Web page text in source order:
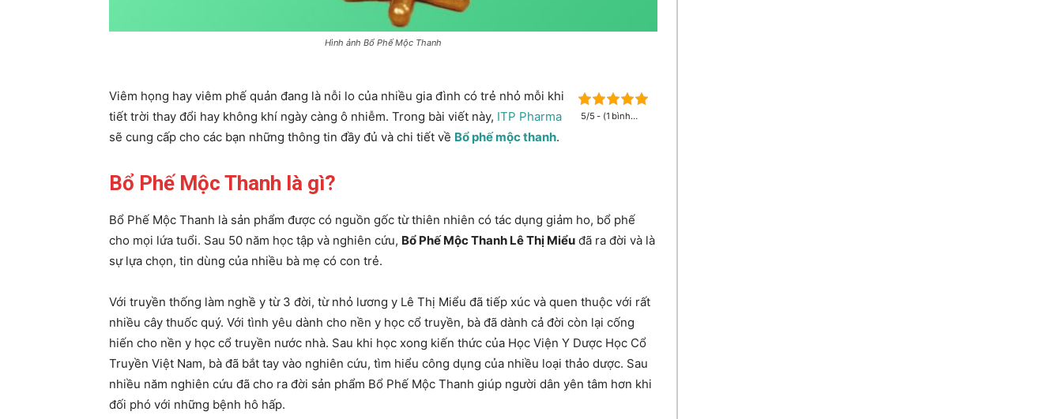
Hình ảnh Bổ Phế Mộc Thanh
5/5 - (1 bình
Viêm họng hay viêm phế quản đang là nỗi lo của nhiều gia đình có trẻ nhỏ mỗi khi
tiết trời thay đổi hay không khí ngày càng ô nhiễm. Trong bài viết này, ITP Pharma
sẽ cung cấp cho các bạn những thông tin đầy đủ và chi tiết về Bổ phế mộc thanh.
Bổ Phế Mộc Thanh là gì?
Bổ Phế Mộc Thanh là sản phẩm được có nguồn gốc từ thiên nhiên có tác dụng giảm ho, bổ phế
cho mọi lứa tuổi. Sau 50 năm học tập và nghiên cứu, Bổ Phế Mộc Thanh Lê Thị Miểu đã ra đời và là
sự lựa chọn, tin dùng của nhiều bà mẹ có con trẻ.
Với truyền thống làm nghề y từ 3 đời, từ nhỏ lương y Lê Thị Miểu đã tiếp xúc và quen thuộc với rất
nhiều cây thuốc quý. Với tình yêu dành cho nền y học cổ truyền, bà đã dành cả đời còn lại cống
hiến cho nền y học cổ truyền nước nhà. Sau khi học xong kiến thức của Học Viện Y Dược Học Cổ
Truyền Việt Nam, bà đã bắt tay vào nghiên cứu, tìm hiểu công dụng của nhiều loại thảo dược. Sau
nhiều năm nghiên cứu đã cho ra đời sản phẩm Bổ Phế Mộc Thanh giúp người dân yên tâm hơn khi
đối phó với những bệnh hô hấp.